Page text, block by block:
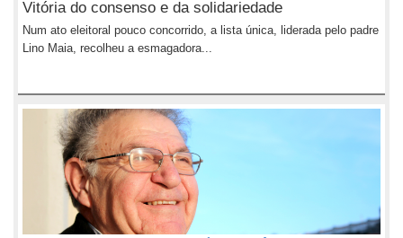
Vitória do consenso e da solidariedade
Num ato eleitoral pouco concorrido, a lista única, liderada pelo padre
Lino Maia, recolheu a esmagadora...